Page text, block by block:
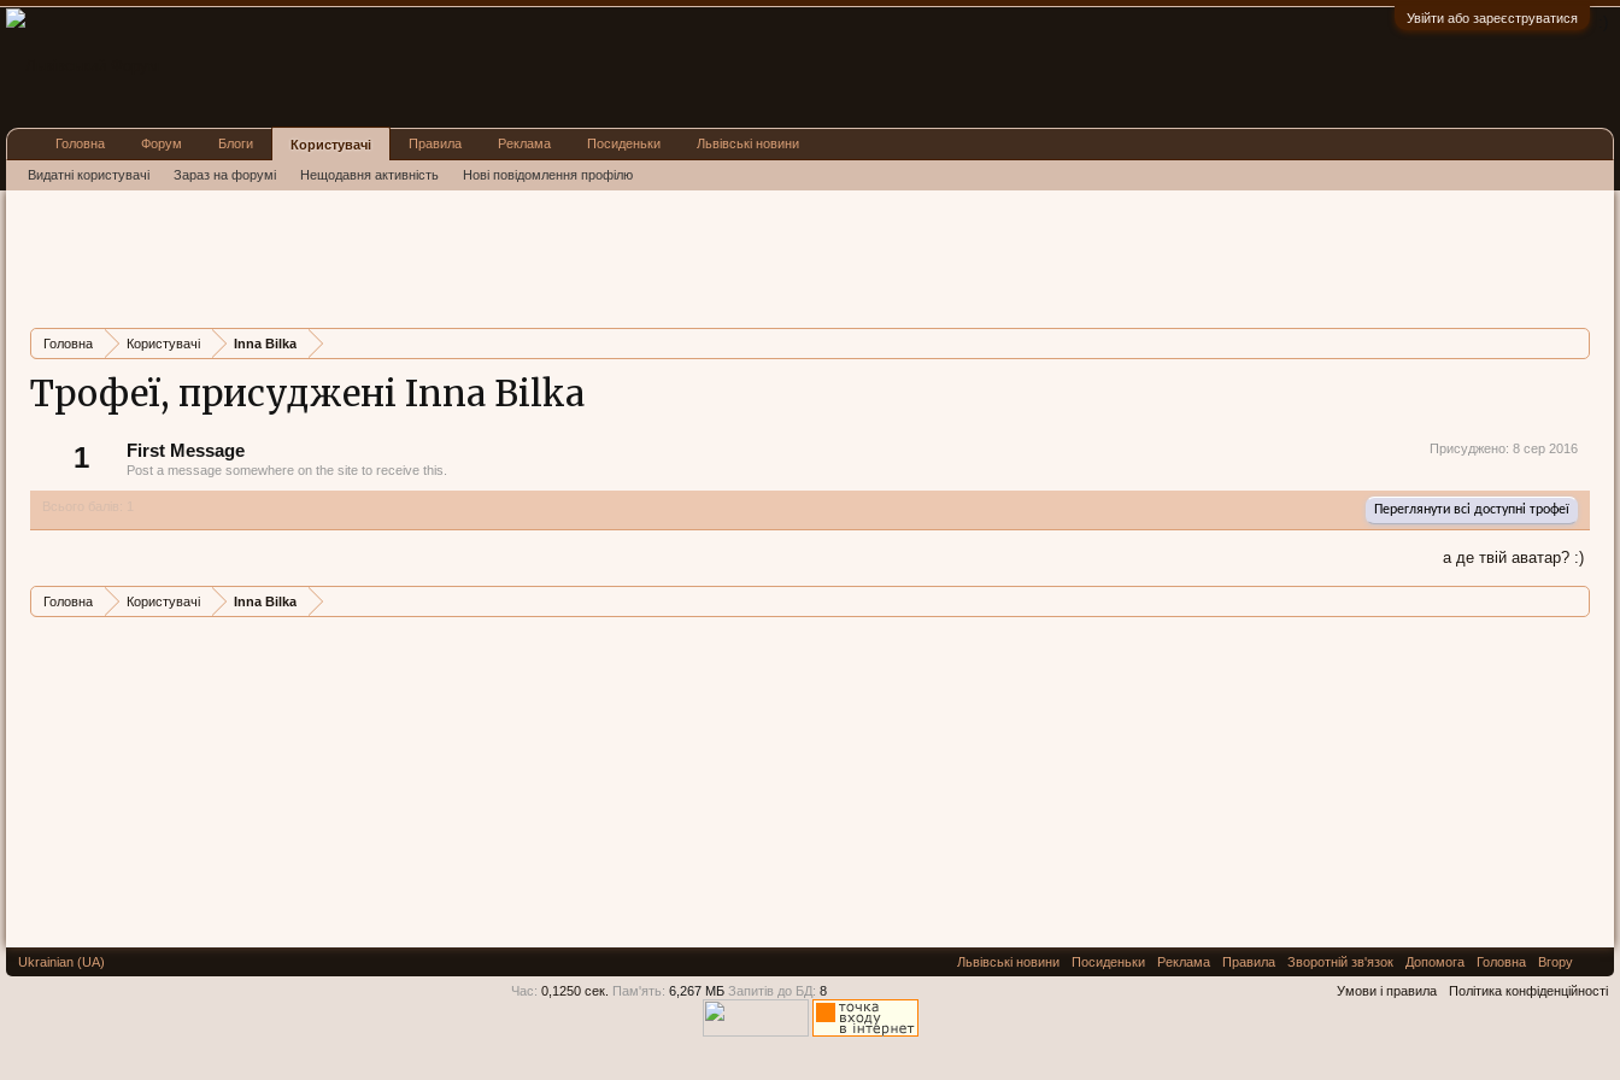
Увійти або зареєструватися
Головна Користувачі Inna Bilka
Трофеї, присуджені Inna Bilka
1 Присуджено: 8 сер 2016
First Message
Post a message somewhere on the site to receive this.
Переглянути всі доступні трофеї
а де твій аватар? :)
Головна Користувачі Inna Bilka
Головна Форум Блоги Користувачі
Видатні користувачі Зараз на форумі Нещодавня активність Нові повідомлення профілю
Правила Реклама Посиденьки Львівські новини
Ukrainian (UA) Львівські новини Посиденьки Реклама Правила Зворотній зв'язок Допомога Головна
Вгору
Умови і правила
Політика конфіденційності
Час: 0,1250 сек. Пам'ять: 6,267 МБ Запитів до БД: 8